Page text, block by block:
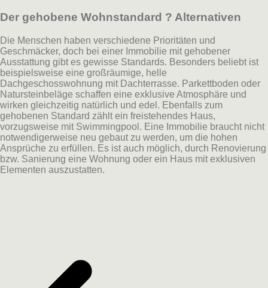
Der gehobene Wohnstandard ? Alternativen
Die Menschen haben verschiedene Prioritäten und
Geschmäcker, doch bei einer Immobilie mit gehobener
Ausstattung gibt es gewisse Standards. Besonders beliebt ist
beispielsweise eine großräumige, helle
Dachgeschosswohnung mit Dachterrasse. Parkettboden oder
Natursteinbeläge schaffen eine exklusive Atmosphäre und
wirken gleichzeitig natürlich und edel. Ebenfalls zum
gehobenen Standard zählt ein freistehendes Haus,
vorzugsweise mit Swimmingpool. Eine Immobilie braucht nicht
notwendigerweise neu gebaut zu werden, um die hohen
Ansprüche zu erfüllen. Es ist auch möglich, durch Renovierung
bzw. Sanierung eine Wohnung oder ein Haus mit exklusiven
Elementen auszustatten.